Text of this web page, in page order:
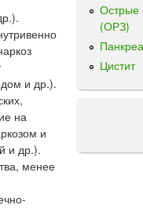
и др.).
на
и
и др.).
менее
Острые
(ОРЗ)
Цистит